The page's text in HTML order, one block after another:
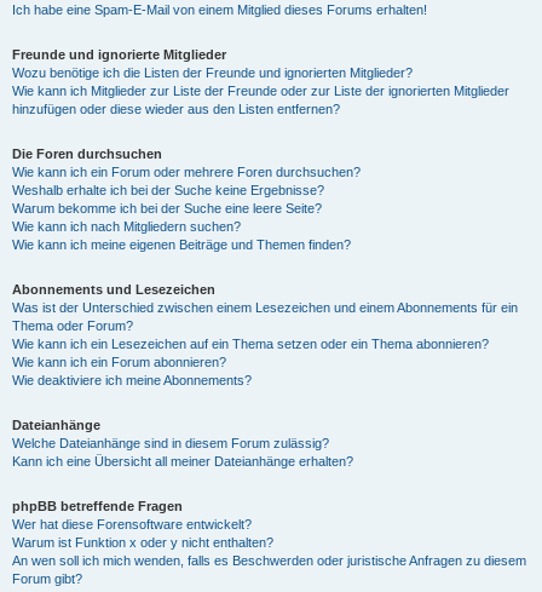
Ich habe eine Spam-E-Mail von einem Mitglied dieses Forums erhalten!
Freunde und ignorierte Mitglieder
Wozu benötige ich die Listen der Freunde und ignorierten Mitglieder?
Wie kann ich Mitglieder zur Liste der Freunde oder zur Liste der ignorierten Mitglieder
hinzufügen oder diese wieder aus den Listen entfernen?
Die Foren durchsuchen
Wie kann ich ein Forum oder mehrere Foren durchsuchen?
Weshalb erhalte ich bei der Suche keine Ergebnisse?
Warum bekomme ich bei der Suche eine leere Seite?
Wie kann ich nach Mitgliedern suchen?
Wie kann ich meine eigenen Beiträge und Themen finden?
Abonnements und Lesezeichen
Was ist der Unterschied zwischen einem Lesezeichen und einem Abonnements für ein
Thema oder Forum?
Wie kann ich ein Lesezeichen auf ein Thema setzen oder ein Thema abonnieren?
Wie kann ich ein Forum abonnieren?
Wie deaktiviere ich meine Abonnements?
Dateianhänge
Welche Dateianhänge sind in diesem Forum zulässig?
Kann ich eine Übersicht all meiner Dateianhänge erhalten?
phpBB betreffende Fragen
Wer hat diese Forensoftware entwickelt?
Warum ist Funktion x oder y nicht enthalten?
An wen soll ich mich wenden, falls es Beschwerden oder juristische Anfragen zu diesem
Forum gibt?